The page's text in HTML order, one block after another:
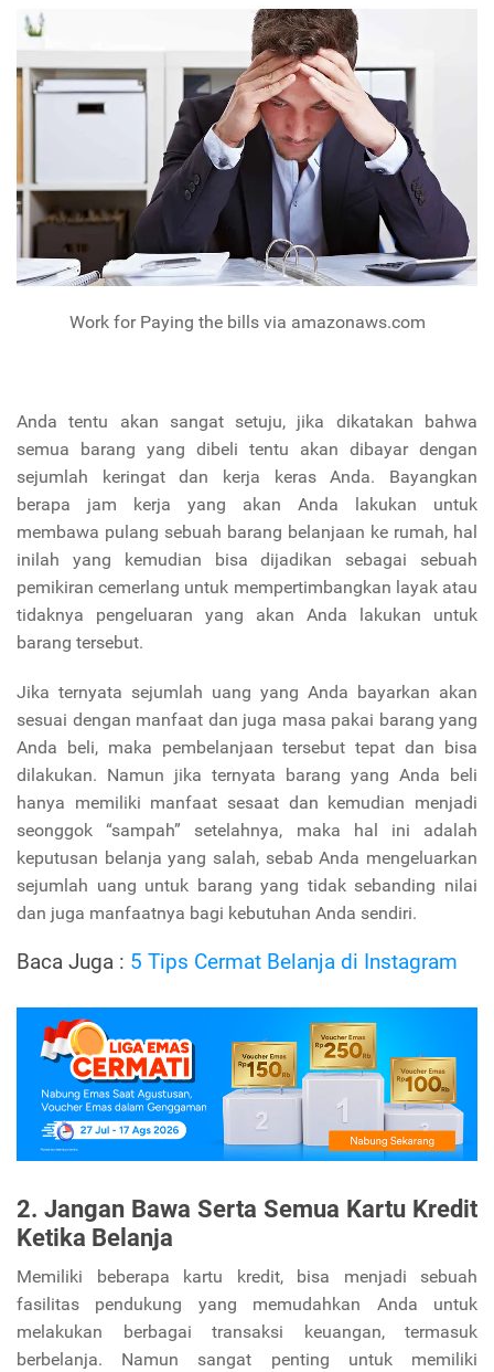
Work for Paying the bills via amazonaws.com
Anda tentu akan sangat setuju, jika dikatakan bahwa
semua barang yang dibeli tentu akan dibayar dengan
sejumlah keringat dan kerja keras Anda. Bayangkan
berapa jam kerja yang akan Anda lakukan untuk
membawa pulang sebuah barang belanjaan ke rumah, hal
inilah yang kemudian bisa dijadikan sebagai sebuah
pemikiran cemerlang untuk mempertimbangkan layak atau
tidaknya pengeluaran yang akan Anda lakukan untuk
barang tersebut.
Jika ternyata sejumlah uang yang Anda bayarkan akan
sesuai dengan manfaat dan juga masa pakai barang yang
Anda beli, maka pembelanjaan tersebut tepat dan bisa
dilakukan. Namun jika ternyata barang yang Anda beli
hanya memiliki manfaat sesaat dan kemudian menjadi
seonggok “sampah” setelahnya, maka hal ini adalah
keputusan belanja yang salah, sebab Anda mengeluarkan
sejumlah uang untuk barang yang tidak sebanding nilai
dan juga manfaatnya bagi kebutuhan Anda sendiri.
Baca Juga : 5 Tips Cermat Belanja di Instagram
2. Jangan Bawa Serta Semua Kartu Kredit
Ketika Belanja
Memiliki beberapa kartu kredit, bisa menjadi sebuah
fasilitas pendukung yang memudahkan Anda untuk
melakukan berbagai transaksi keuangan, termasuk
berbelanja. Namun sangat penting untuk memiliki